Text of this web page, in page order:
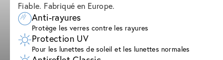
Fiable. Fabriqué en Europe.
Anti-rayures
Protège les verres contre les rayures
Protection UV
Pour les lunettes de soleil et les lunettes normales